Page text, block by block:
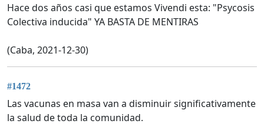
Hace dos años casi que estamos Vivendi esta: "Psycosis
Colectiva inducida" YA BASTA DE MENTIRAS
(Caba, 2021-12-30)
#1472
Las vacunas en masa van a disminuir significativamente
la salud de toda la comunidad.